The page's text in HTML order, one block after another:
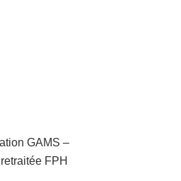
GAMS –
FPH